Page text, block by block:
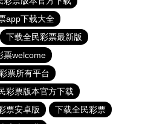
app下载大全
下载全民彩票最新版
票welcome
票所有平台
彩票版本官方下载
票安卓版
下载全民彩票